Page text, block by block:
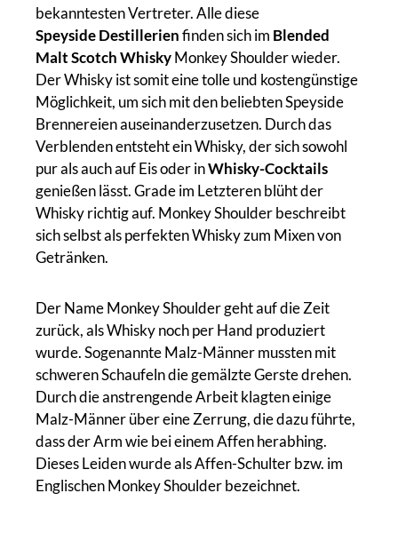
bekanntesten Vertreter. Alle diese
Speyside Destillerienfinden sich im Blended
Malt Scotch WhiskyMonkey Shoulder wieder.
Der Whisky ist somit eine tolle und kostengünstige
Möglichkeit, um sich mit den beliebten Speyside
Brennereien auseinanderzusetzen. Durch das
Verblenden entsteht ein Whisky, der sich sowohl
pur als auch auf Eis oder inWhisky-Cocktails
genießen lässt. Grade im Letzteren blüht der
Whisky richtig auf. Monkey Shoulder beschreibt
sich selbst als perfekten Whisky zum Mixen von
Getränken.
Der Name Monkey Shoulder geht auf die Zeit
zurück, als Whisky noch per Hand produziert
wurde. Sogenannte Malz-Männer mussten mit
schweren Schaufeln die gemälzte Gerste drehen.
Durch die anstrengende Arbeit klagten einige
Malz-Männer über eine Zerrung, die dazu führte,
dass der Arm wie bei einem Affen herabhing.
Dieses Leiden wurde als Affen-Schulter bzw. im
Englischen Monkey Shoulder bezeichnet.